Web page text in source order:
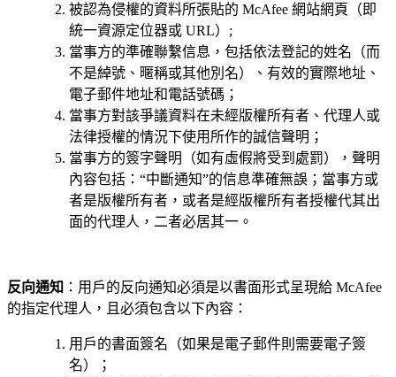
被認為侵權的資料所張貼的 McAfee 網站網頁（即
統一資源定位器或 URL）;
當事方的準確聯繫信息，包括依法登記的姓名（而
不是綽號、暱稱或其他別名）、有效的實際地址、
電子郵件地址和電話號碼；
當事方對該爭議資料在未經版權所有者、代理人或
法律授權的情況下使用所作的誠信聲明；
當事方的簽字聲明（如有虛假將受到處罰），聲明
內容包括：“中斷通知”的信息準確無誤；當事方或
者是版權所有者，或者是經版權所有者授權代其出
面的代理人，二者必居其一。
反向通知 ：用戶的反向通知必須是以書面形式呈現給 McAfee
的指定代理人，且必須包含以下內容：
用戶的書面簽名（如果是電子郵件則需要電子簽
名）；